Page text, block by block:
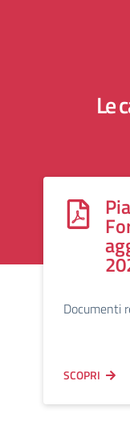
Le
Documenti
SCOPRI